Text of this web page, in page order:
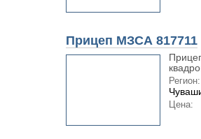
Прицеп МЗСА 817711
Регион:
Цена: